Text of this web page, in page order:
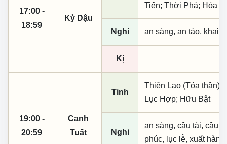
17:00 -
18:59
Kỷ Dậu
Tiến; Thời Phá; Hỏa
Nghi an sàng, an táo, khai
Kị
19:00 -
20:59
Canh
Tuất
Tinh
Thiên Lao (Tỏa thần);
Lục Hợp; Hữu Bật
Nghi
an sàng, cầu tài, cầu
phúc, lục lễ, xuất